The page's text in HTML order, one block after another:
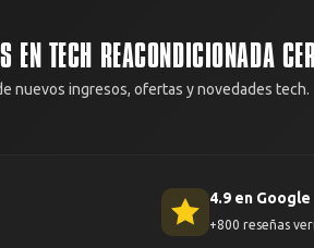
EN TECH REACONDICIONADA
nuevos ingresos, ofertas y novedades tech.
4.9 en Google
+800 reseñas